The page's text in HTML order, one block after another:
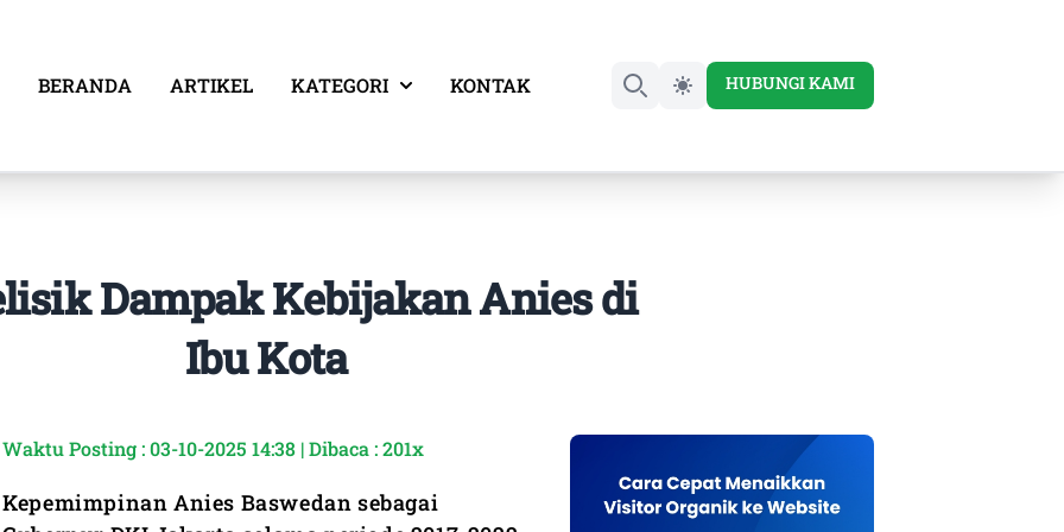
HUBUNGI KAMI
BERANDA ARTIKEL KATEGORI KONTAK
Dampak Kebijakan Anies di
Ibu Kota
Waktu Posting : 03-10-2025 14:38 | Dibaca : 201x
Kepemimpinan Anies Baswedan sebagai